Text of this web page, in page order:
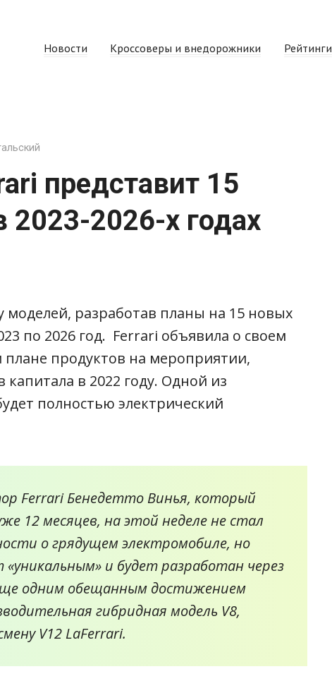
Новости Кроссоверы и внедорожники Рейтинги
представит 15
2023-2026-х годах
моделей, разработав планы на 15 новых
по 2026 год. Ferrari объявила о своем
продуктов на мероприятии,
в 2022 году. Одной из
полностью электрический
Ferrari Бенедетто Винья, который
12 месяцев, на этой неделе не стал
о грядущем электромобиле, но
и будет разработан через
одним обещанным достижением
гибридная модель V8,
V12 LaFerrari.